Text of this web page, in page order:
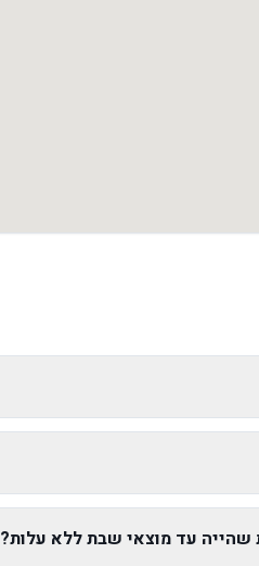
עד מוצאי שבת ללא עלות?